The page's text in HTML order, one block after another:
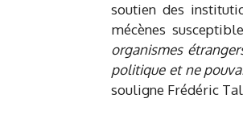
soutien des
mécènes
organismes
politique et ne
souligne Frédéric